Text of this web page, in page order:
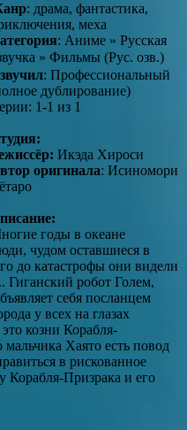
: драма, фантастика,
меха
: Аниме » Русская
» Фильмы (Рус. озв.)
: Профессиональный
дублирование)
1-1 из 1
Икэда Хироси
оригинала: Исиномори
годы в океане
чудом оставшиеся в
до катастрофы они видели
Гиганский робот Голем,
себя посланцем
у всех на глазах
козни Корабля-
Хаято есть повод
в рискованное
Корабля-Призрака и его